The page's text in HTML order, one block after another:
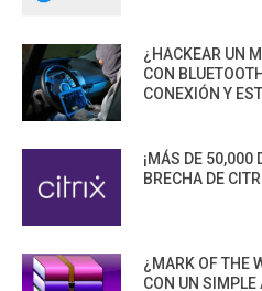
¿HACKEAR UN
CON
CONEXIÓN Y
¡MÁS DE 50,000
BRECHA DE
¿MARK OF THE
CON UN SIMPLE